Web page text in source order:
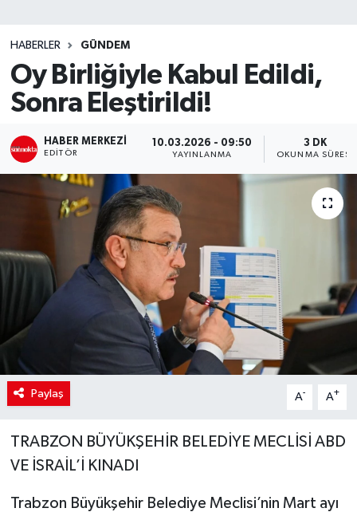
HABERLER GÜNDEM
Oy Birliğiyle Kabul Edildi,
Sonra Eleştirildi!
HABER MERKEZI
EDITÖR
10.03.2026 - 09:50
YAYINLANMA
3 DK
OKUNMA SÜRESI
Paylaş A- A+
TRABZON BÜYÜKŞEHİR BELEDİYE MECLİSİ ABD
VE İSRAİL’İ KINADI
Trabzon Büyükşehir Belediye Meclisi’nin Mart ayı
Teknoloji
TRABZON
TRABZONSPOR
Yaşam